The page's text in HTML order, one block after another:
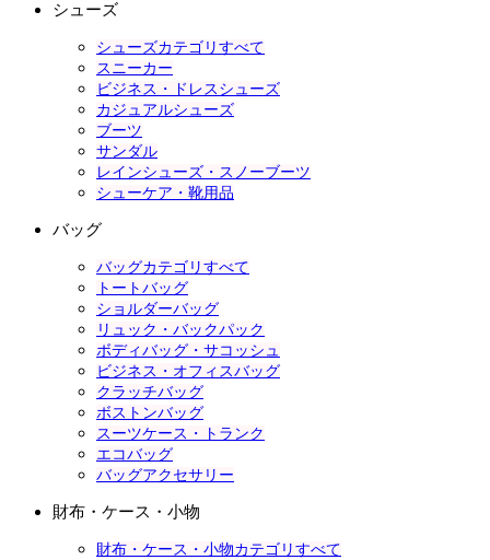
シューズ
シューズカテゴリすべて
スニーカー
ビジネス・ドレスシューズ
カジュアルシューズ
ブーツ
サンダル
レインシューズ・スノーブーツ
シューケア・靴用品
バッグ
バッグカテゴリすべて
トートバッグ
ショルダーバッグ
リュック・バックパック
ボディバッグ・サコッシュ
ビジネス・オフィスバッグ
クラッチバッグ
ボストンバッグ
スーツケース・トランク
エコバッグ
バッグアクセサリー
財布・ケース・小物
財布・ケース・小物カテゴリすべて